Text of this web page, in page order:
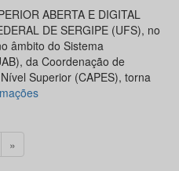
ABERTA E DIGITAL
DE SERGIPE (UFS), no
âmbito do Sistema
da Coordenação de
Superior (CAPES), torna
»